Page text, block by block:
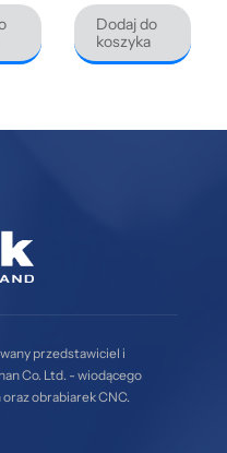
Dodaj do
koszyka
przedstawiciel i
Co. Ltd. - wiodącego
obrabiarek CNC.